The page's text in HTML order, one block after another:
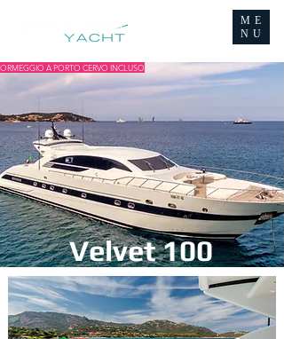
ME
NU
ORMEGGIO A PORTO CERVO INCLUSO
Velvet 100